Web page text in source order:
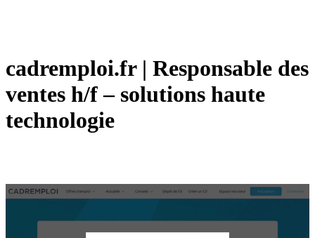
cadremploi.fr | Responsable des
ventes h/f – solutions haute
technologie